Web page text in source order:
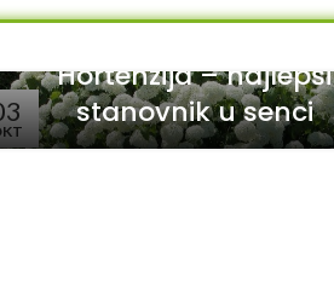
Hortenzija – najlepši
stanovnik u senci